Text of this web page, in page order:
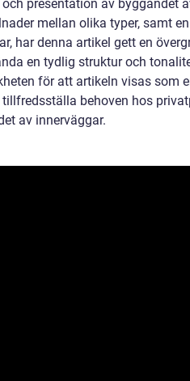
presentation av byggandet
mellan olika typer, samt
har denna artikel gett en
en tydlig struktur och
för att artikeln visas som
behoven hos
av innerväggar.